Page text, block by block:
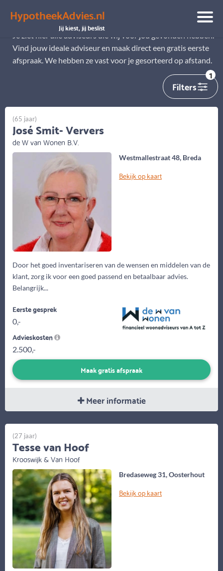
HypotheekAdvies.nl
Jij kiest, jij beslist
Alle adviseurs
Je ziet hier alle adviseurs die wij voor jou gevonden hebben.
Vind jouw ideale adviseur en maak direct een gratis eerste
afspraak. We hebben ze vast voor je gesorteerd op afstand.
Filters
1
Westmallestraat 48, Breda
Bekijk op kaart
Door het goed inventariseren van de wensen en middelen van de
klant, zorg ik voor een goed passend en betaalbaar advies.
Belangrijk...
(65 jaar)
José Smit- Ververs
de W van Wonen B.V.
Eerste gesprek
0,-
Advieskosten
2.500,-
Maak gratis afspraak
Meer informatie
Bredaseweg 31, Oosterhout
Bekijk op kaart
(27 jaar)
Tesse van Hoof
Krooswijk & Van Hoof